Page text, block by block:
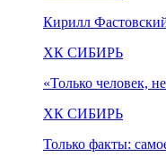
Кирилл
ХК СИБИРЬ
«Только человек,
ХК СИБИРЬ
Только факты: